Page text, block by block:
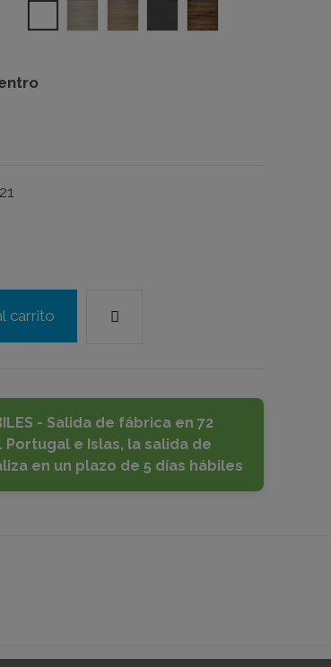
Roble azabache
Nogueira
carrito
- Salida de fábrica en 72
Portugal e Islas, la salida de
en un plazo de 5 días hábiles